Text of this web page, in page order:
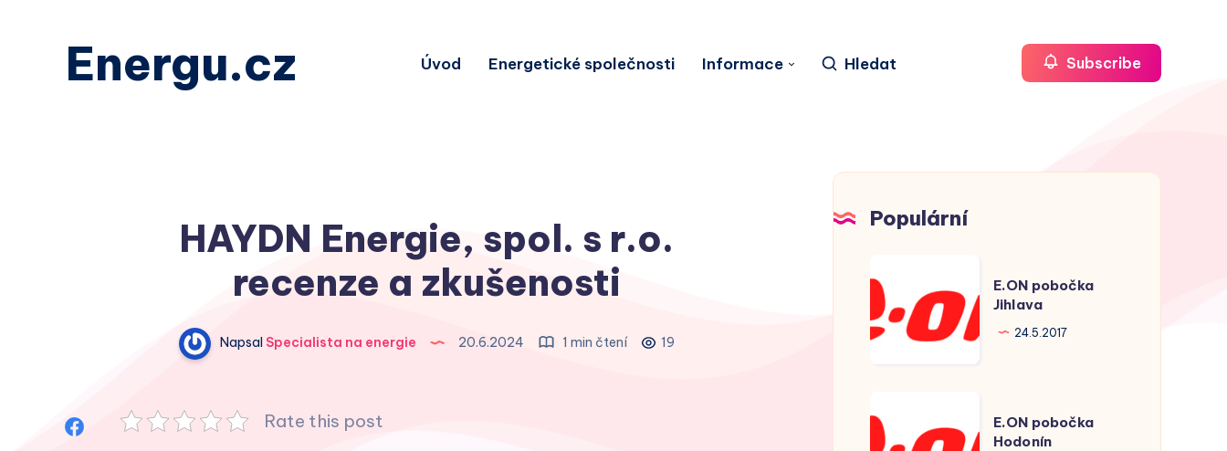
Energu.cz Úvod Energetické společnosti Informace Hledat Subscribe
HAYDN Energie, spol. s r.o.
recenze a zkušenosti
NapsalSpecialista na energie 20.6.2024 1 min čtení 19
Sdílet
Rate this post
Populární
pobočka
Jihlava
E.ON pobočka
Jihlava
24.5.2017
pobočka
E.ON pobočka
Hodonín